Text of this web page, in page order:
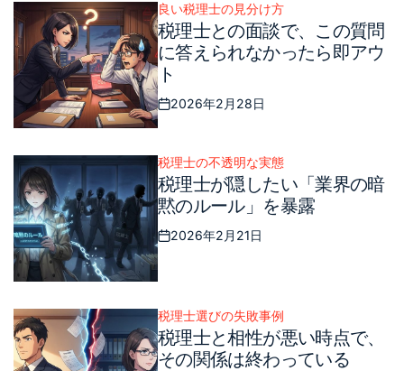
Posted
in
良い税理士の見分け方
税理士との面談で、この質問
に答えられなかったら即アウ
ト
Posted
on
2026年2月28日
Posted
in
税理士の不透明な実態
税理士が隠したい「業界の暗
黙のルール」を暴露
Posted
on
2026年2月21日
Posted
in
税理士選びの失敗事例
税理士と相性が悪い時点で、
その関係は終わっている